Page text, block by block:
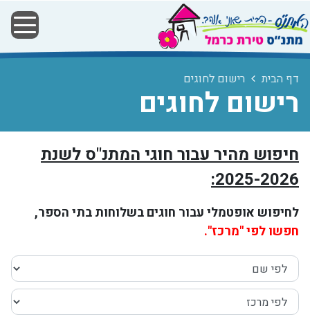
דף הבית רישום לחוגים
רישום לחוגים
חיפוש מהיר עבור חוגי המתנ"ס לשנת
2025-2026:
לחיפוש אופטמלי עבור חוגים בשלוחות בתי הספר,
חפשו לפי "מרכז".